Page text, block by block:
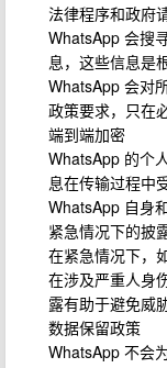
法律程序和政府
WhatsApp 会搜
息，这些信息是
WhatsApp 会对
政策要求，只在
端到端加密
WhatsApp 的个
息在传输过程中
WhatsApp 自身
紧急情况下的披
在紧急情况下，
在涉及严重人身
露有助于避免威
数据保留政策
WhatsApp 不会